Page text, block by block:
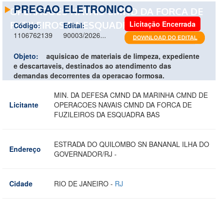
OPERACOES NAVAIS CMND DA FORCA DE
FUZILEIROS DA ESQUADRA BAS
PREGAO ELETRONICO
Código:
1106762139
Edital:
90003/2026...
Licitação Encerrada
Objeto:
aquisicao de materiais de limpeza, expediente
e descartaveis, destinados ao atendimento das
demandas decorrentes da operacao formosa.
Licitante
MIN. DA DEFESA CMND DA MARINHA CMND DE
OPERACOES NAVAIS CMND DA FORCA DE
FUZILEIROS DA ESQUADRA BAS
Endereço
ESTRADA DO QUILOMBO SN BANANAL ILHA DO
GOVERNADOR/RJ -
Cidade RIO DE JANEIRO - RJ